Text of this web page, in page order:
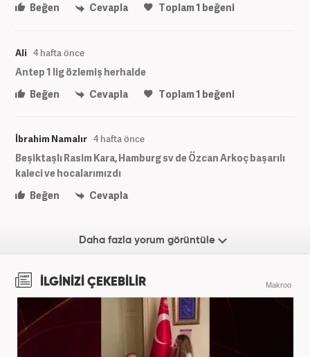
Beğen
Cevapla Toplam1 beğeni
Ali 4 hafta önce
Antep 1 lig özlemiş herhalde
Beğen
Cevapla Toplam1 beğeni
İbrahim Namalır 4 hafta önce
Beşiktaşlı Rasim Kara, Hamburg sv de Özcan Arkoç başarılı
kaleci ve hocalarımızdı
Beğen
Cevapla
Daha fazla yorum görüntüle
İLGİNİZİ ÇEKEBİLİR Makroo